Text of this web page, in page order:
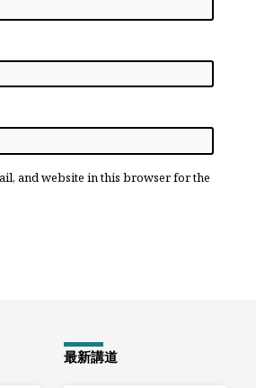
and website in this browser for the
最新講道